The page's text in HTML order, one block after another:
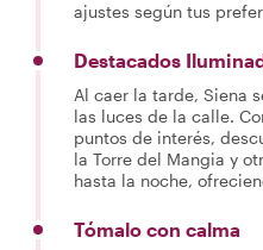
ajustes según tus
Destacados
Al caer la tarde, Siena
las luces de la calle.
puntos de interés,
la Torre del Mangia y
hasta la noche,
Tómalo con calma